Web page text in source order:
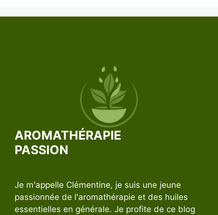
AROMATHÉRAPIE
PASSION
Je m'appelle Clémentine, je suis une jeune
passionnée de l'aromathérapie et des huiles
essentielles en générale. Je profite de ce blog